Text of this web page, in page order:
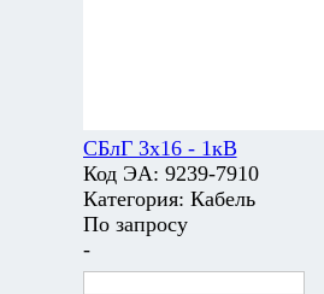
СБлГ 3х16 - 1кВ
Код ЭА: 9239-7910
Категория: Кабель
По запросу
-